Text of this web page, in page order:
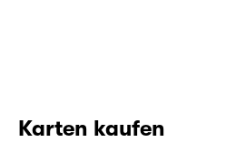
Karten kaufen